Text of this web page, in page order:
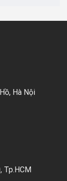
Hà Nội
Tp.HCM